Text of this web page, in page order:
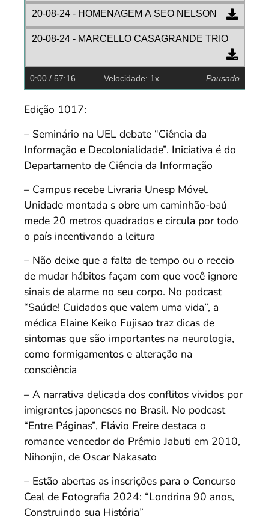
20-08-24 - HOMENAGEM A SEO NELSON
20-08-24 - MARCELLO CASAGRANDE TRIO
0:00 / 57:16 Velocidade: 1x Pausado
Edição 1017:
– Seminário na UEL debate “Ciência da
Informação e Decolonialidade”. Iniciativa é do
Departamento de Ciência da Informação
– Campus recebe Livraria Unesp Móvel.
Unidade montada s obre um caminhão-baú
mede 20 metros quadrados e circula por todo
o país incentivando a leitura
– Não deixe que a falta de tempo ou o receio
de mudar hábitos façam com que você ignore
sinais de alarme no seu corpo. No podcast
“Saúde! Cuidados que valem uma vida”, a
médica Elaine Keiko Fujisao traz dicas de
sintomas que são importantes na neurologia,
como formigamentos e alteração na
consciência
– A narrativa delicada dos conflitos vividos por
imigrantes japoneses no Brasil. No podcast
“Entre Páginas”, Flávio Freire destaca o
romance vencedor do Prêmio Jabuti em 2010,
Nihonjin, de Oscar Nakasato
– Estão abertas as inscrições para o Concurso
Ceal de Fotografia 2024: “Londrina 90 anos,
Construindo sua História”